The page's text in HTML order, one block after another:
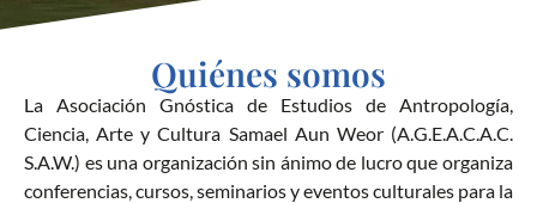
Quiénes somos
La Asociación Gnóstica de Estudios de Antropología,
Ciencia, Arte y Cultura Samael Aun Weor (A.G.E.A.C.A.C.
S.A.W.) es una organización sin ánimo de lucro que organiza
conferencias, cursos, seminarios y eventos culturales para la